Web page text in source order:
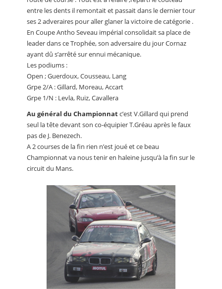
entre les dents il remontait et passait dans le dernier tour
ses 2 adveraires pour aller glaner la victoire de catégorie .
En Coupe Antho Seveau impérial consolidait sa place de
leader dans ce Trophée, son adversaire du jour Cornaz
ayant dû s’arrêté sur ennui mécanique.
Les podiums :
Open ; Guerdoux, Cousseau, Lang
Grpe 2/A : Gillard, Moreau, Accart
Grpe 1/N : Levla, Ruiz, Cavallera
Au général du Championnatc’est V.Gillard qui prend
seul la tête devant son co-équipier T.Gréau après le faux
pas de J. Benezech.
A 2 courses de la fin rien n’est joué et ce beau
Championnat va nous tenir en haleine jusqu’à la fin sur le
circuit du Mans.